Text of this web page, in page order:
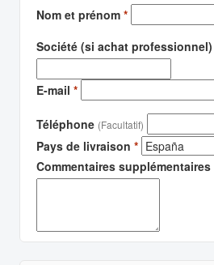
Nom et prénom *
Société (si achat professionnel)
E-mail *
Téléphone (Facultatif)
Pays de livraison *
Commentaires supplémentaires